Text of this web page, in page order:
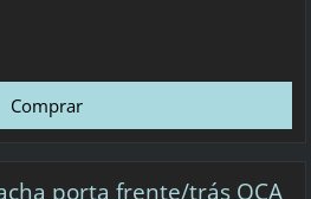
porta frente/trás OCA